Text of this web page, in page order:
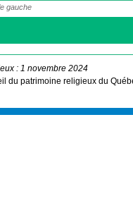
gauche
: 1 novembre 2024
du patrimoine religieux du